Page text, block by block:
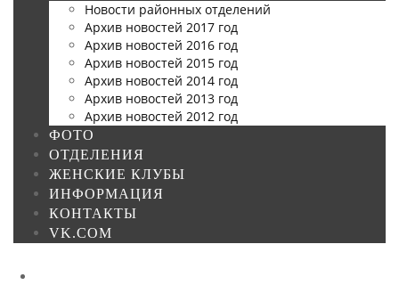
Новости районных отделений
Архив новостей 2017 год
Архив новостей 2016 год
Архив новостей 2015 год
Архив новостей 2014 год
Архив новостей 2013 год
Архив новостей 2012 год
ФОТО
ОТДЕЛЕНИЯ
ЖЕНСКИЕ КЛУБЫ
ИНФОРМАЦИЯ
КОНТАКТЫ
VK.COM